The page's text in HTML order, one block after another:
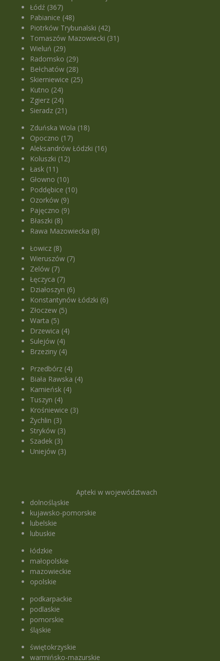
Łódź (367)
Pabianice (48)
Piotrków Trybunalski (42)
Tomaszów Mazowiecki (31)
Wieluń (29)
Radomsko (29)
Bełchatów (28)
Skierniewice (25)
Kutno (24)
Zgierz (24)
Sieradz (21)
Zduńska Wola (18)
Opoczno (17)
Aleksandrów Łódzki (16)
Koluszki (12)
Łask (11)
Głowno (10)
Poddębice (10)
Ozorków (9)
Pajęczno (9)
Błaszki (8)
Rawa Mazowiecka (8)
Łowicz (8)
Wieruszów (7)
Zelów (7)
Łęczyca (7)
Działoszyn (6)
Konstantynów Łódzki (6)
Złoczew (5)
Warta (5)
Drzewica (4)
Sulejów (4)
Brzeziny (4)
Przedbórz (4)
Biała Rawska (4)
Kamieńsk (4)
Tuszyn (4)
Krośniewice (3)
Żychlin (3)
Stryków (3)
Szadek (3)
Uniejów (3)
Apteki w województwach
dolnośląskie
kujawsko-pomorskie
lubelskie
lubuskie
łódzkie
małopolskie
mazowieckie
opolskie
podkarpackie
podlaskie
pomorskie
śląskie
świętokrzyskie
warmińsko-mazurskie